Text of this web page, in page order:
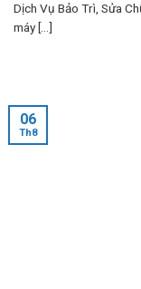
Dịch Vụ Bảo Trì, Sửa
máy [...]
06
Th8